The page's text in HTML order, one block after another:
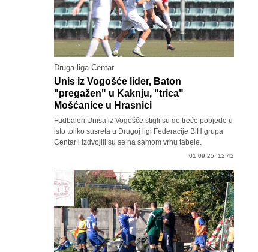
Druga liga Centar
Unis iz Vogošće lider, Baton
"pregažen" u Kaknju, "trica"
Mošćanice u Hrasnici
Fudbaleri Unisa iz Vogošće stigli su do treće pobjede u
isto toliko susreta u Drugoj ligi Federacije BiH grupa
Centar i izdvojili su se na samom vrhu tabele.
01.09.25. 12:42